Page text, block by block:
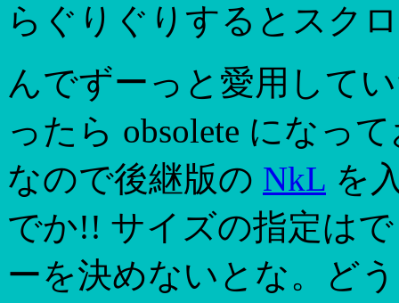
らぐりぐりするとスク
んでずーっと愛用して
ったら obsolete になっ
なので後継版の NkL を
でか!! サイズの指定は
ーを決めないとな。ど